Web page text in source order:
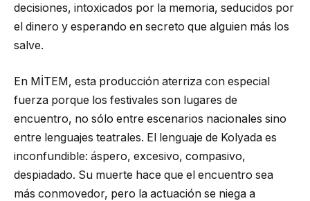
decisiones, intoxicados por la memoria, seducidos por
el dinero y esperando en secreto que alguien más los
salve.
En MİTEM, esta producción aterriza con especial
fuerza porque los festivales son lugares de
encuentro, no sólo entre escenarios nacionales sino
entre lenguajes teatrales. El lenguaje de Kolyada es
inconfundible: áspero, excesivo, compasivo,
despiadado. Su muerte hace que el encuentro sea
más conmovedor, pero la actuación se niega a